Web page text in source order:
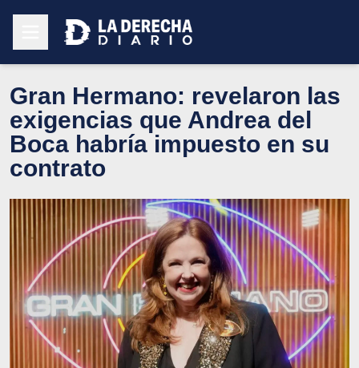
Gran Hermano: revelaron las
exigencias que Andrea del
Boca habría impuesto en su
contrato